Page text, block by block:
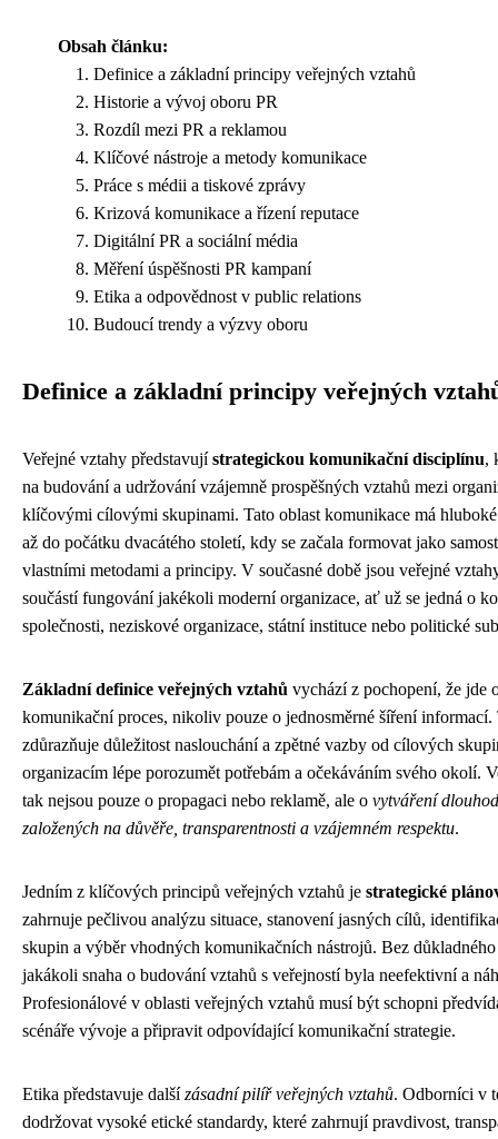
Obsah článku:
Definice a základní principy veřejných vztahů
Historie a vývoj oboru PR
Rozdíl mezi PR a reklamou
Klíčové nástroje a metody komunikace
Práce s médii a tiskové zprávy
Krizová komunikace a řízení reputace
Digitální PR a sociální média
Měření úspěšnosti PR kampaní
Etika a odpovědnost v public relations
Budoucí trendy a výzvy oboru
Definice a základní principy veřejných
Veřejné vztahy představujístrategickou komunikační disciplínu,
na budování a udržování vzájemně prospěšných vztahů mezi
klíčovými cílovými skupinami. Tato oblast komunikace má
až do počátku dvacátého století, kdy se začala formovat jako
vlastními metodami a principy. V současné době jsou veřejné
součástí fungování jakékoli moderní organizace, ať už se jedná o
společnosti, neziskové organizace, státní instituce nebo politické
Základní definice veřejných vztahů vychází z pochopení, že jde
komunikační proces, nikoliv pouze o jednosměrné šíření informací.
zdůrazňuje důležitost naslouchání a zpětné vazby od cílových
organizacím lépe porozumět potřebám a očekáváním svého okolí.
tak nejsou pouze o propagaci nebo reklamě, ale o vytváření
založených na důvěře, transparentnosti a vzájemném respektu.
Jedním z klíčových principů veřejných vztahů je strategické
zahrnuje pečlivou analýzu situace, stanovení jasných cílů,
skupin a výběr vhodných komunikačních nástrojů. Bez
jakákoli snaha o budování vztahů s veřejností byla neefektivní a
Profesionálové v oblasti veřejných vztahů musí být schopni
scénáře vývoje a připravit odpovídající komunikační strategie.
Etika představuje dalšízásadní pilíř veřejných vztahů. Odborníci v
dodržovat vysoké etické standardy, které zahrnují pravdivost,